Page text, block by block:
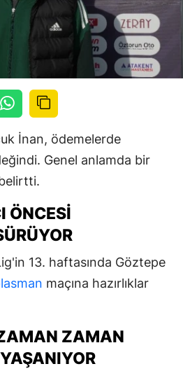
İnan, ödemelerde
Genel anlamda bir
ÖNCESI
13. haftasında Göztepe
maçına hazırlıklar
ZAMAN